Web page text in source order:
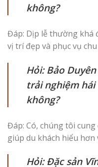
không?
Đáp: Dịp lễ thường khá
vị trí đẹp và phục vụ
Hỏi: Bảo
trải nghiệm
không?
Đáp: Có, chúng tôi
giúp du khách hiểu hơn
Hỏi: Đặc sản